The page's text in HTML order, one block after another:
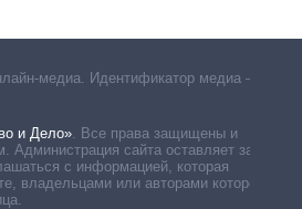
медиа. Идентификатор медиа –
и Дело» Все права защищены и
Администрация сайта оставляет за
с информацией, которая
владельцами или авторами которой